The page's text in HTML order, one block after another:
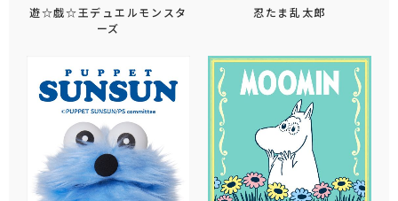
遊☆戯☆王デュエルモンスタ
ーズ
忍たま乱太郎